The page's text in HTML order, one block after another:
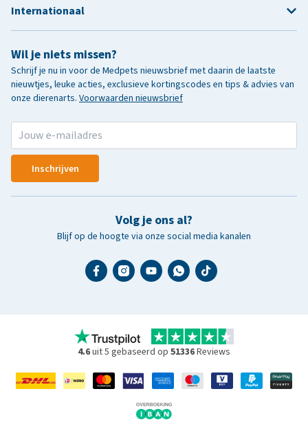
Wil je niets missen?
Schrijf je nu in voor de Medpets nieuwsbrief met daarin de laatste
nieuwtjes, leuke acties, exclusieve kortingscodes en tips & advies van
onze dierenarts. Voorwaarden nieuwsbrief
Inschrijven
Volg je ons al?
Blijf op de hoogte via onze social media kanalen
Internationaal
4.6uit 5 gebaseerd op 51336Reviews